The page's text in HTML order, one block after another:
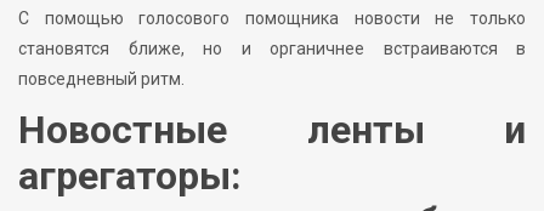
С помощью голосового помощника новости не только
становятся ближе, но и органичнее встраиваются в
повседневный ритм.
Новостные ленты и
агрегаторы: